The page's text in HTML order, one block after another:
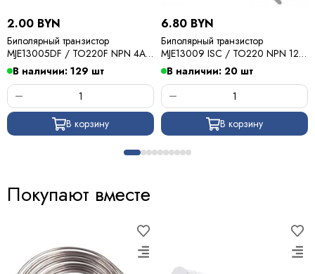
2.00 BYN
Биполярный транзистор
MJE13005DF / TO220F NPN 4A
400v
В наличии: 129 шт
В корзину
6.80 BYN
Биполярный транзистор
MJE13009 ISC / TO220 NPN 12A
400v
В наличии: 20 шт
В корзину
Покупают вместе